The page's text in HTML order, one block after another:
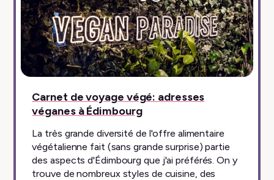
Carnet de voyage végé: adresses
véganes à Édimbourg
La très grande diversité de l'offre alimentaire
végétalienne fait (sans grande surprise) partie
des aspects d'Édimbourg que j'ai préférés. On y
trouve de nombreux styles de cuisine, des